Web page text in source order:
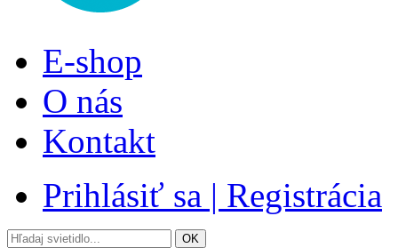
E-shop
O nás
Kontakt
Prihlásiť sa | Registrácia